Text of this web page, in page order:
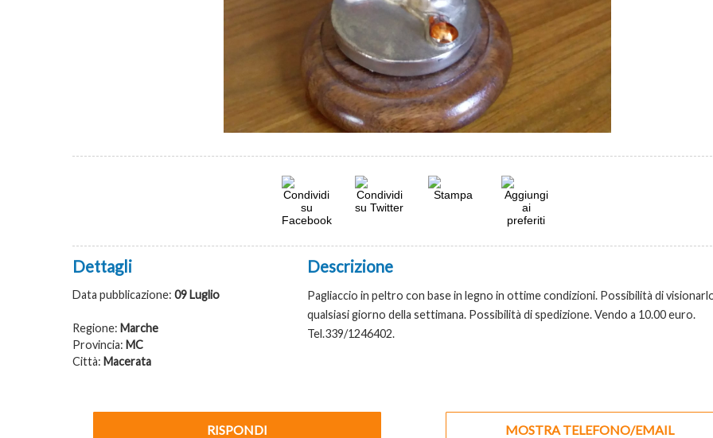
Dettagli
Data pubblicazione: 09 Luglio
Regione: Marche
Provincia: MC
Città: Macerata
Descrizione
Pagliaccio in peltro con base in legno in ottime condizioni. Possibilità di
qualsiasi giorno della settimana. Possibilità di spedizione. Vendo a 10.00 euro.
Tel.339/1246402.
RISPONDI MOSTRA TELEFONO/EMAIL